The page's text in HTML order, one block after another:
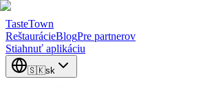
TasteTown
ReštaurácieBlogPre partnerov
Stiahnuť aplikáciu
🇸🇰sk